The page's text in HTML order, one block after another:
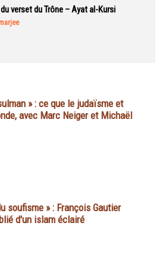
verset du Trône – Ayat al-Kursi
» : ce que le judaïsme et
avec Marc Neiger et Michaël
soufisme » : François Gautier
d'un islam éclairé